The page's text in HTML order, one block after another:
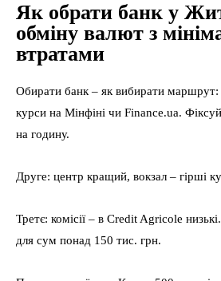
Як обрати банк у
обміну валют з
втратами
Обирати банк – як вибирати
курси на Мінфіні чи Finance.ua.
на годину.
Друге: центр кращий, вокзал – гірші
Третє: комісії – в Credit Agricole
для сум понад 150 тис. грн.